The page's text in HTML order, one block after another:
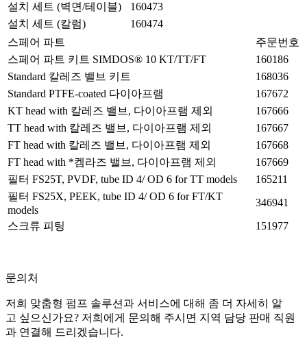
설치 세트 (벽면/테이블)
160473
설치 세트 (칼럼)
160474
스페어 파트
주문번호
스페어 파트 키트 SIMDOS® 10 KT/TT/FT
160186
Standard 칼레즈 밸브 키트
168036
Standard PTFE-coated 다이아프램
167672
KT head with 칼레즈 밸브, 다이아프램 제외
167666
TT head with 칼레즈 밸브, 다이아프램 제외
167667
FT head with 칼레즈 밸브, 다이아프램 제외
167668
FT head with *켐라즈 밸브, 다이아프램 제외
167669
필터 FS25T, PVDF, tube ID 4/ OD 6 for TT models
165211
필터 FS25X, PEEK, tube ID 4/ OD 6 for FT/KT
models
346941
스크류 피팅
151977
문의처
저희 맞춤형 펌프 솔루션과 서비스에 대해 좀 더 자세히 알
고 싶으신가요? 저희에게 문의해 주시면 지역 담당 판매 직원
과 연결해 드리겠습니다.